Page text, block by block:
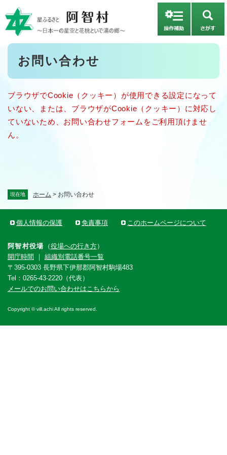
ー
ジ
が
す
現在地 ホーム > お問い合わせ
本
お問い合わせ
ブラウザでCookie（クッキー）が使用できる設定になって
いない、または、ブラウザがCookie（クッキー）に対応し
ていないため、お問い合わせフォームをご利用頂けませ
ん。
個人情報の保護 免責事項 このホームページについて
阿智村役場 （役場への行き方）
開庁時間
｜ 組織別電話番号一覧
〒395-0303 長野県下伊那郡阿智村駒場483
Tel：0265-43-2220（代表）
メールでのお問い合わせはこちらから
Copyright © vill.achi All rights reserved.